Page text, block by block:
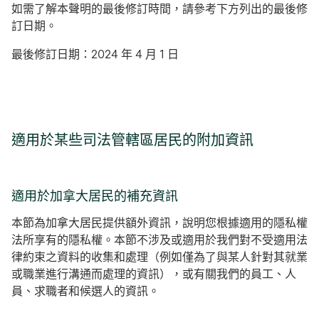
如需了解本聲明的最後修訂時間，請參考下方列出的最後修
訂日期。
最後修訂日期：2024 年 4 月 1 日
適用於某些司法管轄區居民的附加資訊
適用於加拿大居民的補充資訊
本節為加拿大居民提供額外資訊，說明您根據適用的隱私權
法所享有的隱私權。本節不涉及或適用於我們對不受適用法
律約束之資料的收集和處理（例如僅為了與某人針對其就業
或職業進行溝通而處理的資訊），或有關我們的員工、人
員、求職者和候選人的資訊。